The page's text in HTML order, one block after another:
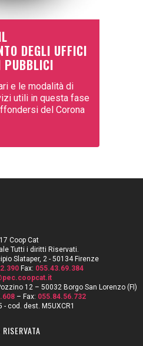
DEGLI UFFICI
PUBBLICI
e le modalità di
utili in questa fase
del Corona
Coop Cat
Tutti i diritti Riservati.
Slataper, 2 - 50134 Firenze
Fax: 055.43.69.384
12 – 50032 Borgo San Lorenzo (FI)
– Fax: 055.84.56.732
- cod. dest. M5UXCR1